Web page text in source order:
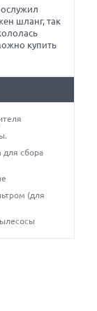
шланг, так
купить
для сбора
(для